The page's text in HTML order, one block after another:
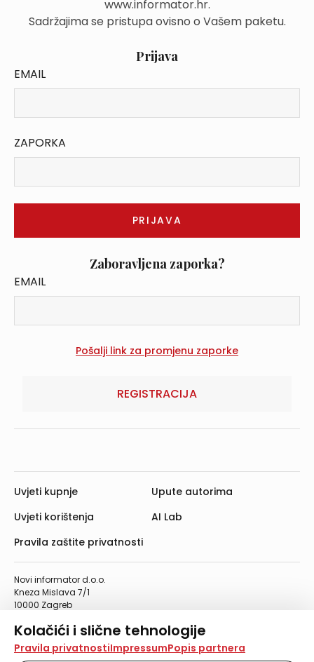
Kolačići i slične tehnologije
Na našoj web stranici koristimo kolačiće i slične
Pravila privatnostiImpressumPopis partnera
www.informator.hr.
Sadržajima se pristupa ovisno o Vašem paketu.
Prijava
EMAIL
ZAPORKA
Zaboravljena zaporka?
EMAIL
REGISTRACIJA
Novi informator d.o.o.
Kneza Mislava 7/1
10000 Zagreb
Telefaks: 01/4612-553
info@informator.hr
Uvjeti kupnje
Uvjeti korištenja
Pravila zaštite privatnosti
Upute autorima
AI Lab